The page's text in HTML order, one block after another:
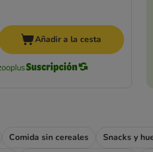
Añadir a la cesta
Comida sin cereales Snacks y